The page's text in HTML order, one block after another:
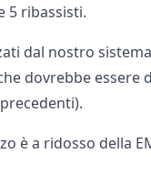
5 ribassisti.
dal nostro
dovrebbe essere
è a ridosso della